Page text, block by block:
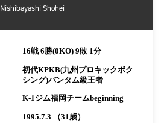
Nishibayashi Shohei
16戦 6勝(0KO) 9敗 1分
初代KPKB(九州プロキックボク
シング)バンタム級王者
K-1ジム福岡チームbeginning
1995.7.3 （31歳）